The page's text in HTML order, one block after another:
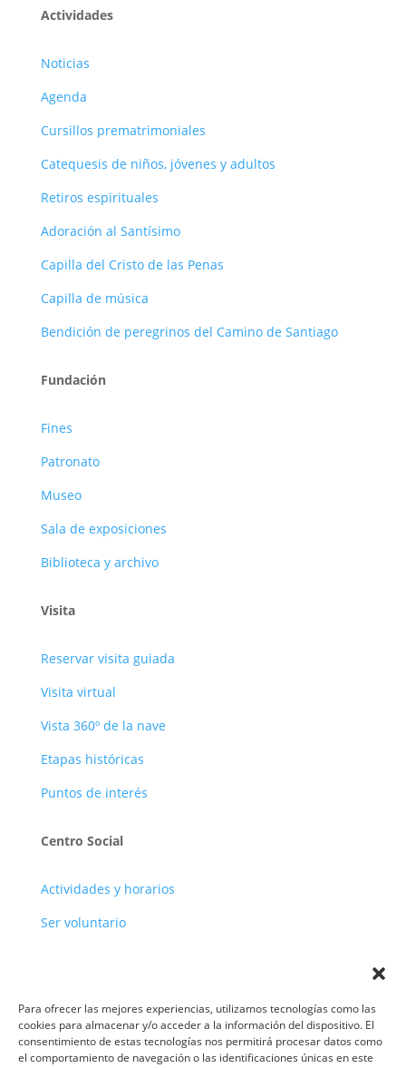
Para ofrecer las mejores experiencias, utilizamos tecnologías como las
cookies para almacenar y/o acceder a la información del dispositivo. El
consentimiento de estas tecnologías nos permitirá procesar datos como
el comportamiento de navegación o las identificaciones únicas en este
Actividades
Noticias
Agenda
Cursillos prematrimoniales
Catequesis de niños, jóvenes y adultos
Retiros espirituales
Adoración al Santísimo
Capilla del Cristo de las Penas
Capilla de música
Bendición de peregrinos del Camino de Santiago
Fundación
Fines
Patronato
Museo
Sala de exposiciones
Biblioteca y archivo
Visita
Reservar visita guiada
Visita virtual
Vista 360º de la nave
Etapas históricas
Puntos de interés
Centro Social
Actividades y horarios
Ser voluntario